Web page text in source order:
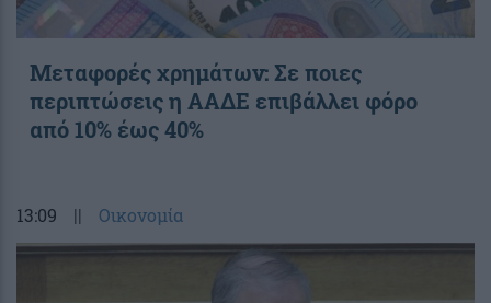
Μεταφορές χρημάτων: Σε ποιες
περιπτώσεις η ΑΑΔΕ επιβάλλει φόρο
από 10% έως 40%
13:09 || Οικονομία